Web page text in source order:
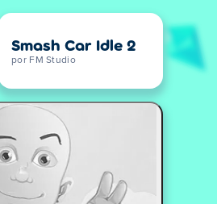
Smash Car Idle 2
por FM Studio